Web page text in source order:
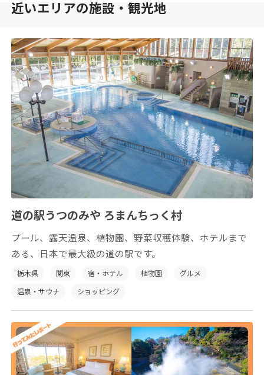
近いエリアの施設・観光地
道の駅うつのみや ろまんちっく村
プール、露天温泉、植物園、野菜収穫体験、ホテルまで
ある、日本で最大級の道の駅です。
栃木県 関東 宿・ホテル 植物園 グルメ
温泉・サウナ ショッピング